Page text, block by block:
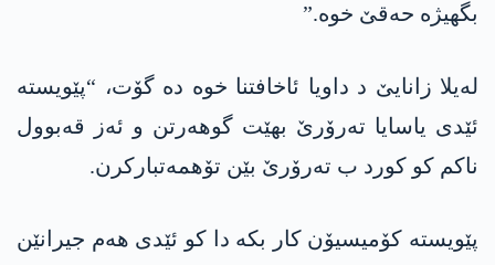
بگھیژە حەقێ خوە.”
لەیلا زانایێ د داویا ئاخافتنا خوە دە گۆت، “پێویستە
ئێدی یاسایا تەرۆرێ بهێت گوھەرتن و ئەز قەبوول
ناکم کو کورد ب تەرۆرێ بێن تۆھمەتبارکرن.
پێویستە کۆمیسیۆن کار بکە دا کو ئێدی ھەم جیرانێن